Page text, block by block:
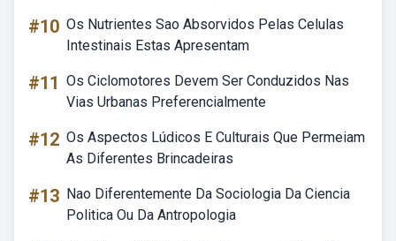
#10 Os Nutrientes Sao Absorvidos Pelas Celulas
Intestinais Estas Apresentam
#11 Os Ciclomotores Devem Ser Conduzidos Nas
Vias Urbanas Preferencialmente
#12 Os Aspectos Lúdicos E Culturais Que Permeiam
As Diferentes Brincadeiras
#13 Nao Diferentemente Da Sociologia Da Ciencia
Politica Ou Da Antropologia